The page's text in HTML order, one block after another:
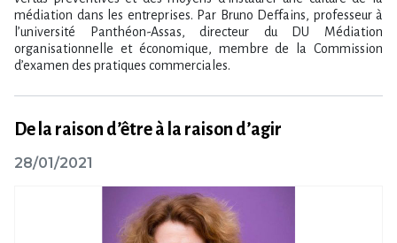
médiation dans les entreprises. Par Bruno Deffains, professeur à
l’université Panthéon-Assas, directeur du DU Médiation
organisationnelle et économique, membre de la Commission
d’examen des pratiques commerciales.
De la raison d’être à la raison d’agir
28/01/2021